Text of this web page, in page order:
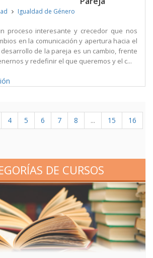
Igualdad de Género
proceso interesante y crecedor que nos
en la comunicación y apertura hacia el
de la pareja es un cambio, frente
y redefinir el que queremos y el c...
4 5 6 7 8 ... 15
16
DE CURSOS